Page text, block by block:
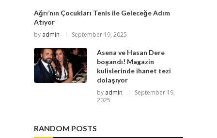
Ağrı’nın Çocukları Tenis ile Geleceğe Adım
Atıyor
by admin September 19, 2025
Asena ve Hasan Dere
boşandı! Magazin
kulislerinde ihanet tezi
dolaşıyor
by admin
September 19,
2025
RANDOM POSTS